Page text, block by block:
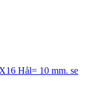
Hål= 10 mm. se